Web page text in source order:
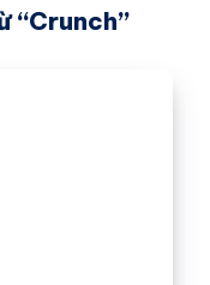
“Crunch”